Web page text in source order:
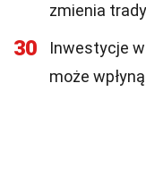
zmienia
30
Inwestycje
może